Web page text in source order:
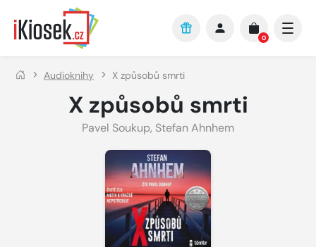
Přejít na hlavní obsah
0
Audioknihy X způsobů smrti
X způsobů smrti
Pavel Soukup, Stefan Ahnhem